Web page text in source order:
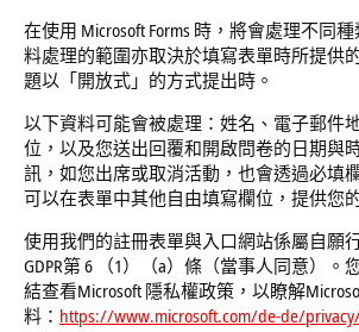
在使用 Microsoft Forms 時，將會處理不同
料處理的範圍亦取決於填寫表單時所提供
題以「開放式」的方式提出時。
以下資料可能會被處理：姓名、電子郵件
位，以及您送出回覆和開啟問卷的日期與
訊，如您出席或取消活動，也會透過必填
可以在表單中其他自由填寫欄位，提供您
使用我們的註冊表單與入口網站係屬自願
GDPR第 6 （1）（a）條（當事人同意）。
結查看Microsoft 隱私權政策，以瞭解
料： https://www.microsoft.com/de-de/